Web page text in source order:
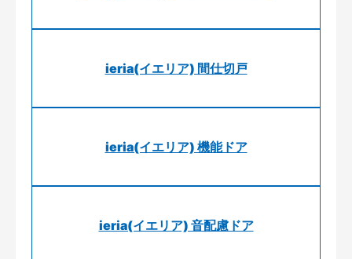
ieria(イエリア) 間仕切戸
ieria(イエリア) 機能ドア
ieria(イエリア) 音配慮ドア